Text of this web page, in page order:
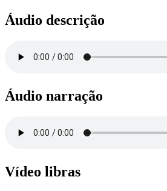
Áudio descrição
Áudio narração
Vídeo libras